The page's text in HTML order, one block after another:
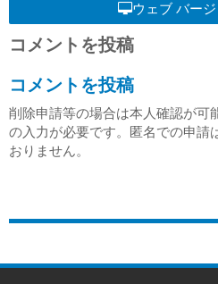
ウェブ バー
コメントを投稿
コメントを投稿
削除申請等の場合は本人確認が可
の入力が必要です。匿名での申請
おりません。